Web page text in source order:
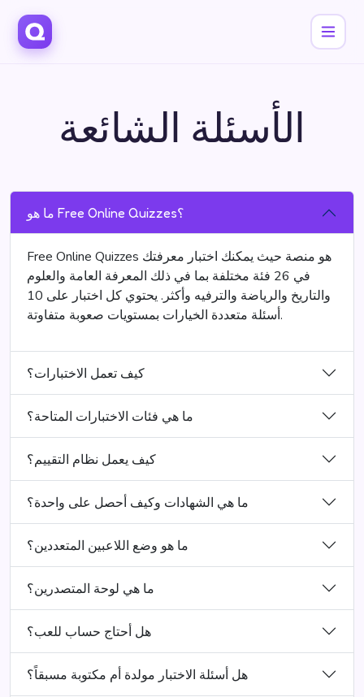
الأسئلة الشائعة
ما هو Free Online Quizzes؟
Free Online Quizzes هو منصة حيث يمكنك اختبار معرفتك
في 26 فئة مختلفة بما في ذلك المعرفة العامة والعلوم
والتاريخ والرياضة والترفيه وأكثر. يحتوي كل اختبار على 10
أسئلة متعددة الخيارات بمستويات صعوبة متفاوتة.
كيف تعمل الاختبارات؟
ما هي فئات الاختبارات المتاحة؟
كيف يعمل نظام التقييم؟
ما هي الشهادات وكيف أحصل على واحدة؟
ما هو وضع اللاعبين المتعددين؟
ما هي لوحة المتصدرين؟
هل أحتاج حساب للعب؟
هل أسئلة الاختبار مولدة أم مكتوبة مسبقاً؟